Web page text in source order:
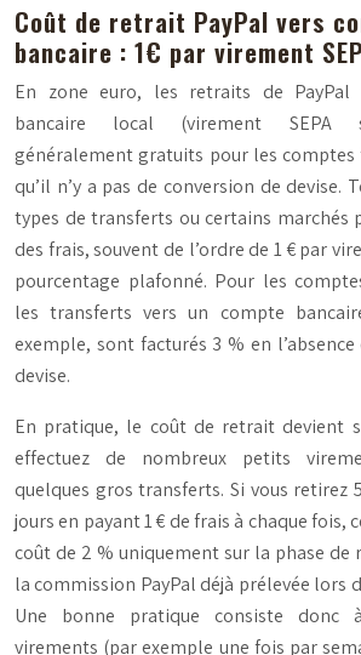
Coût de retrait PayPal vers
bancaire : 1€ par virement
En zone euro, les retraits de PayPal
bancaire local (virement SEPA
généralement gratuits pour les comptes
qu’il n’y a pas de conversion de devise.
types de transferts ou certains marchés
des frais, souvent de l’ordre de 1 € par
pourcentage plafonné. Pour les
les transferts vers un compte
exemple, sont facturés 3 % en
devise.
En pratique, le coût de retrait devient
effectuez de nombreux petits
quelques gros transferts. Si vous retirez
jours en payant 1 € de frais à chaque fois,
coût de 2 % uniquement sur la phase de
la commission PayPal déjà prélevée lors
Une bonne pratique consiste donc
virements (par exemple une fois par